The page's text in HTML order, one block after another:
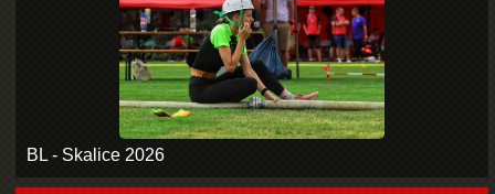
BL - Skalice 2026